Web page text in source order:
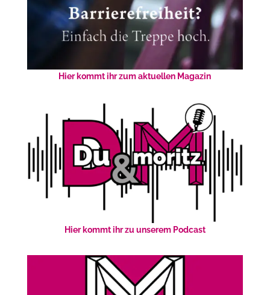
Hier kommt ihr zum aktuellen Magazin
Hier kommt ihr zu unserem Podcast